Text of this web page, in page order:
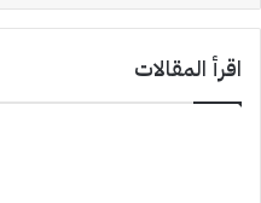
اقرأ المقالات